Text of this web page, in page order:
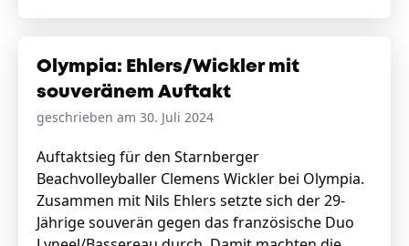
Olympia: Ehlers/Wickler mit
souveränem Auftakt
geschrieben am 30. Juli 2024
Auftaktsieg für den Starnberger
Beachvolleyballer Clemens Wickler bei Olympia.
Zusammen mit Nils Ehlers setzte sich der 29-
Jährige souverän gegen das französische Duo